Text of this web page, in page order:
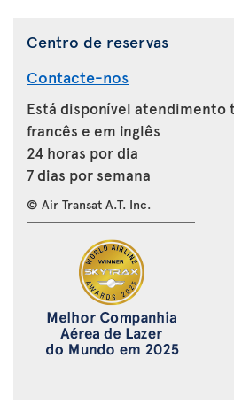
Centro de reservas
Contacte-nos
Está disponível atendimento
francês e em inglês
24 horas por dia
7 dias por semana
© Air Transat A.T. Inc.